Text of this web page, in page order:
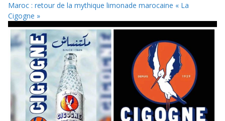
Maroc : retour de la mythique limonade marocaine « La
Cigogne »